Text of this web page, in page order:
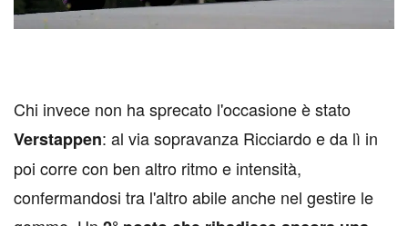
Chi invece non ha sprecato l'occasione è stato
Verstappen: al via sopravanza Ricciardo e da lì in
poi corre con ben altro ritmo e intensità,
confermandosi tra l'altro abile anche nel gestire le